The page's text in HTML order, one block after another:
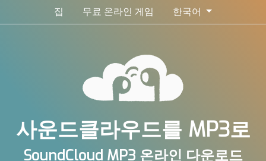
집 무료 온라인 게임 한국어
사운드클라우드를 MP3로
SoundCloud MP3 온라인 다운로드